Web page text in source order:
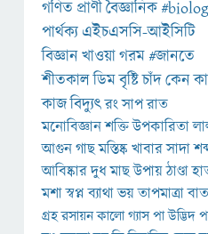
গণিত প্রাণীবৈজ্ঞানিক
পার্থক্য এইচএসসি-আইসিটি
বিজ্ঞানখাওয়াগরম#জানতে
শীতকালডিমবৃষ্টিচাঁদকেন
কাজবিদ্যুৎরংসাপরাত
মনোবিজ্ঞানশক্তিউপকারিতা
আগুনগাছমস্তিষ্কখাবারসাদা
আবিষ্কারদুধমাছউপায়ঠাণ্ডা
মশাস্বপ্নব্যাথাভয়তাপমাত্রা
গ্রহরসায়নকালোগ্যাসপাউদ্ভিদ